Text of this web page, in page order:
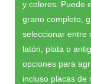
y colores. Puede
grano completo,
seleccionar entre
latón, plata o
opciones para
incluso placas de